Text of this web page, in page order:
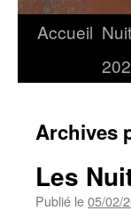
Accueil
Archives
Les
Publié le05/02/